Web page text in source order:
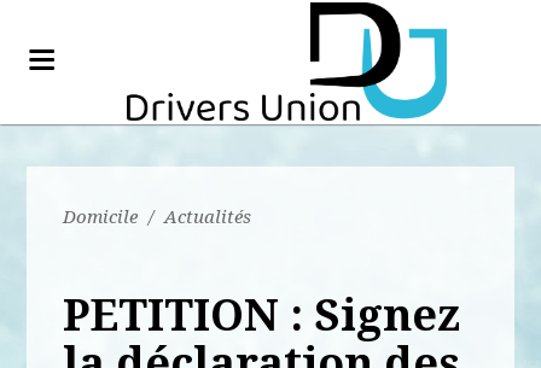
Domicile / Actualités
PETITION : Signez